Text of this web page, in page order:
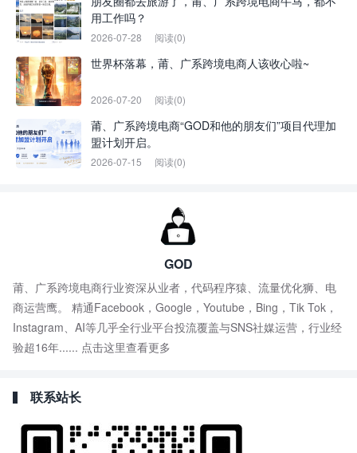
用工作吗？
2026-07-28 阅读(0)
世界杯落幕，莆、广系跨境电商人该收心啦~
2026-07-20 阅读(0)
莆、广系跨境电商“GOD和他的朋友们”项目代理加
盟计划开启。
2026-07-15 阅读(0)
GOD
莆、广系跨境电商行业资深从业者，代码程序猿、流量优化狮、电
商运营鹰。 精通Facebook，Google，Youtube，Bing，Tik Tok，
Instagram、AI等几乎全行业平台投流覆盖与SNS社媒运营，行业经
验超16年...... 点击这里查看更多
联系站长